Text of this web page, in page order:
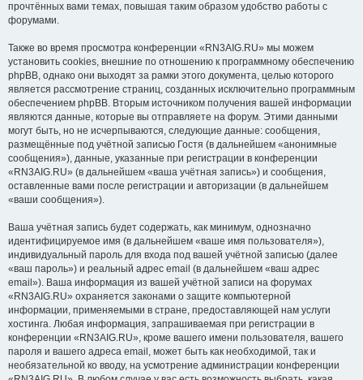
прочтённых вами темах, повышая таким образом удобство работы с
форумами.
Также во время просмотра конференции «RN3AIG.RU» мы можем
установить cookies, внешние по отношению к программному обеспечению
phpBB, однако они выходят за рамки этого документа, целью которого
является рассмотрение страниц, созданных исключительно программным
обеспечением phpBB. Вторым источником получения вашей информации
являются данные, которые вы отправляете на форум. Этими данными
могут быть, но не исчерпываются, следующие данные: сообщения,
размещённые под учётной записью Гостя (в дальнейшем «анонимные
сообщения»), данные, указанные при регистрации в конференции
«RN3AIG.RU» (в дальнейшем «ваша учётная запись») и сообщения,
оставленные вами после регистрации и авторизации (в дальнейшем
«ваши сообщения»).
Ваша учётная запись будет содержать, как минимум, однозначно
идентифицируемое имя (в дальнейшем «ваше имя пользователя»),
индивидуальный пароль для входа под вашей учётной записью (далее
«ваш пароль») и реальный адрес email (в дальнейшем «ваш адрес
email»). Ваша информация из вашей учётной записи на форумах
«RN3AIG.RU» охраняется законами о защите компьютерной
информации, применяемыми в стране, предоставляющей нам услуги
хостинга. Любая информация, запрашиваемая при регистрации в
конференции «RN3AIG.RU», кроме вашего имени пользователя, вашего
пароля и вашего адреса email, может быть как необходимой, так и
необязательной ко вводу, на усмотрение администрации конференции